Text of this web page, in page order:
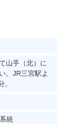
宜しくお願
山手（北）に
。JR三宮駅よ
統